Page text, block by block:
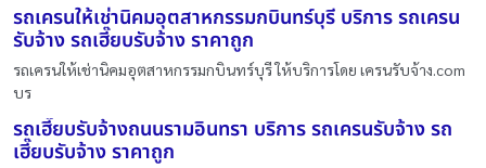
รถเครนให้เช่านิคมอุตสาหกรรมกบินทร์บุรี บริการ รถเครน
รับจ้าง รถเฮี๊ยบรับจ้าง ราคาถูก
รถเครนให้เช่านิคมอุตสาหกรรมกบินทร์บุรี ให้บริการโดย เครนรับจ้าง.com
บร
รถเฮี๊ยบรับจ้างถนนรามอินทรา บริการ รถเครนรับจ้าง รถ
เฮี๊ยบรับจ้าง ราคาถูก